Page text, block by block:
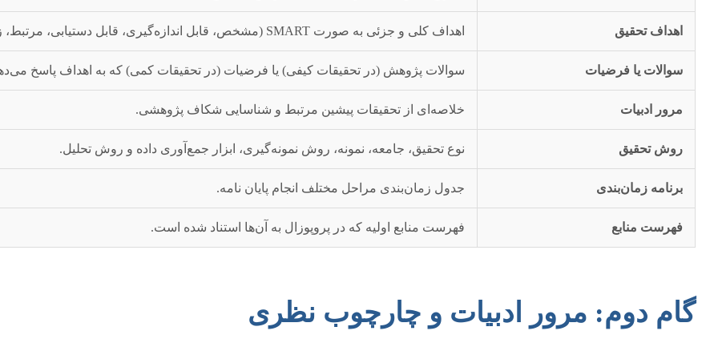
اهداف تحقیق اهداف کلی و جزئی به صورت SMART (مشخص، قابل اندازه‌گیری، قابل دستیابی، مرتبط، زمان‌بند‌شده).
سوالات یا فرضیات سوالات پژوهش (در تحقیقات کیفی) یا فرضیات (در تحقیقات کمی) که به اهداف پاسخ
مرور ادبیات خلاصه‌ای از تحقیقات پیشین مرتبط و شناسایی شکاف پژوهشی.
روش تحقیق نوع تحقیق، جامعه، نمونه، روش نمونه‌گیری، ابزار جمع‌آوری داده و روش تحلیل.
برنامه زمان‌بندی جدول زمان‌بندی مراحل مختلف انجام پایان نامه.
فهرست منابع فهرست منابع اولیه که در پروپوزال به آن‌ها استناد شده است.
گام دوم: مرور ادبیات و چارچوب نظری